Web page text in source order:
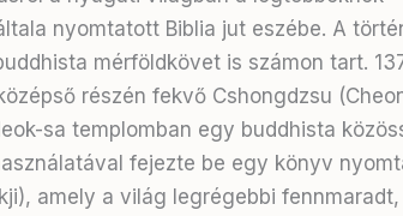
nyomtatott Biblia jut eszébe. A
mérföldkövet is számon tart.
részén fekvő Cshongdzsu
sa templomban egy buddhista
fejezte be egy könyv
amely a világ legrégebbi